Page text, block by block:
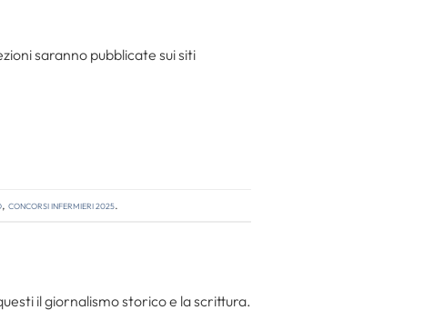
saranno pubblicate sui siti
, concorsi infermieri 2025.
il giornalismo storico e la scrittura.